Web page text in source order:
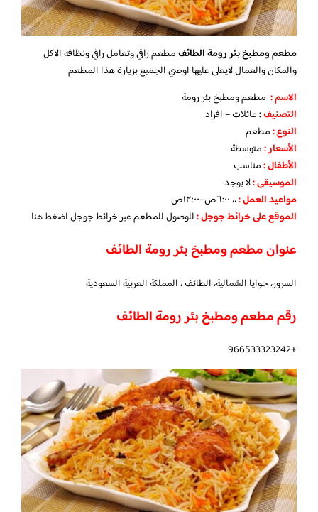
مطعم ومطبخ بئر رومة الطائفمطعم راقي وتعامل راقي ونظافه الاكل
والمكان والعمال لايعلى عليها اوصي الجميع بزيارة هذا المطعم
الاسم : مطعم ومطبخ بئر رومة
التصنيف:عائلات – افراد
النوع :مطعم
الأسعار:متوسطة
الأطفال:مناسب
الموسيقى :لا يوجد
مواعيد العمل :،، ٦:٠٠ص–١٢:٠٠ص
الموقع على خرائط جوجل:للوصول للمطعم عبر خرائط جوجلاضغط هنا
عنوان مطعم ومطبخ بئر رومة الطائف
السرور، حوايا الشمالية، الطائف ، المملكة العربية السعودية
رقم مطعم ومطبخ بئر رومة الطائف
+966533323242